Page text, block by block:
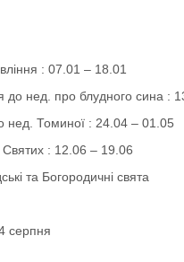
: 07.01 – 18.01
до нед. про блудного сина :
нед. Томиної : 24.04 – 01.05
Святих : 12.06 – 19.06
та Богородичні свята
серпня